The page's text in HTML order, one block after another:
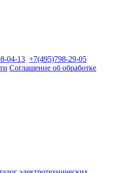
04-13 +7(495)798-29-05
Соглашение об обработке